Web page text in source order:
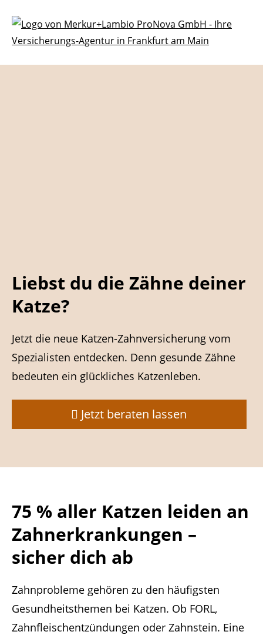
Liebst du die Zähne deiner
Katze?
Jetzt die neue Katzen-Zahnversicherung vom
Spezialisten entdecken. Denn gesunde Zähne
bedeuten ein glückliches Katzenleben.
Jetzt beraten lassen
75 % aller Katzen leiden an
Zahnerkrankungen –
sicher dich ab
Zahnprobleme gehören zu den häufigsten
Gesundheitsthemen bei Katzen. Ob FORL,
Zahnfleischentzündungen oder Zahnstein. Eine